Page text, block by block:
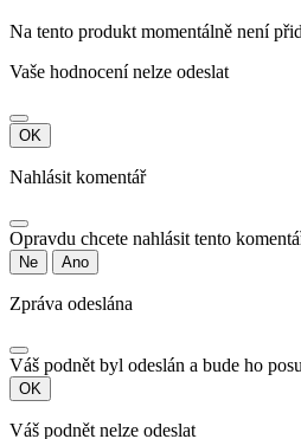
Na tento produkt momentálně není
Vaše hodnocení nelze odeslat
OK
Nahlásit komentář
Opravdu chcete nahlásit tento
Ne Ano
Zpráva odeslána
Váš podnět byl odeslán a bude ho
OK
Váš podnět nelze odeslat